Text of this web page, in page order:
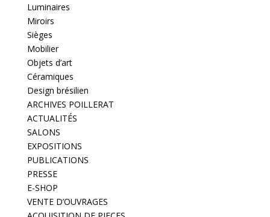
Luminaires
Miroirs
Sièges
Mobilier
Objets d’art
Céramiques
Design brésilien
ARCHIVES POILLERAT
ACTUALITÉS
SALONS
EXPOSITIONS
PUBLICATIONS
PRESSE
E-SHOP
VENTE D’OUVRAGES